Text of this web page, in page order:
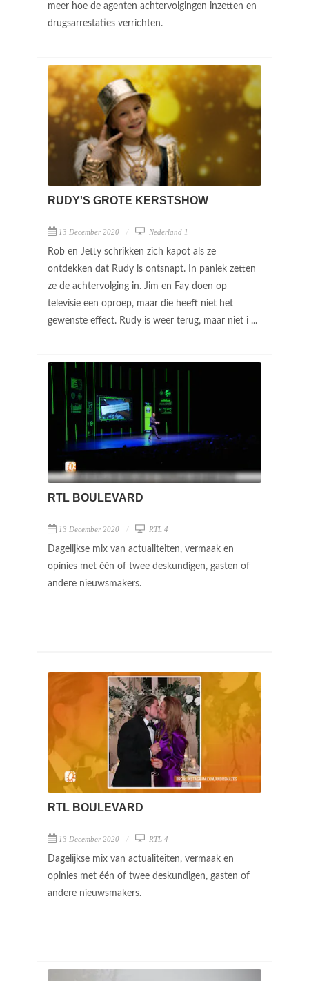
meer hoe de agenten achtervolgingen inzetten en
drugsarrestaties verrichten.
RUDY'S GROTE KERSTSHOW
13 December 2020 Nederland 1
Rob en Jetty schrikken zich kapot als ze
ontdekken dat Rudy is ontsnapt. In paniek zetten
ze de achtervolging in. Jim en Fay doen op
televisie een oproep, maar die heeft niet het
gewenste effect. Rudy is weer terug, maar niet i ...
RTL BOULEVARD
13 December 2020 RTL 4
Dagelijkse mix van actualiteiten, vermaak en
opinies met één of twee deskundigen, gasten of
andere nieuwsmakers.
RTL BOULEVARD
13 December 2020 RTL 4
Dagelijkse mix van actualiteiten, vermaak en
opinies met één of twee deskundigen, gasten of
andere nieuwsmakers.